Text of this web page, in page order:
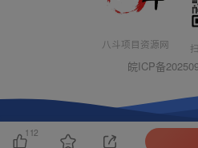
八斗项目资源网
皖ICP备
112